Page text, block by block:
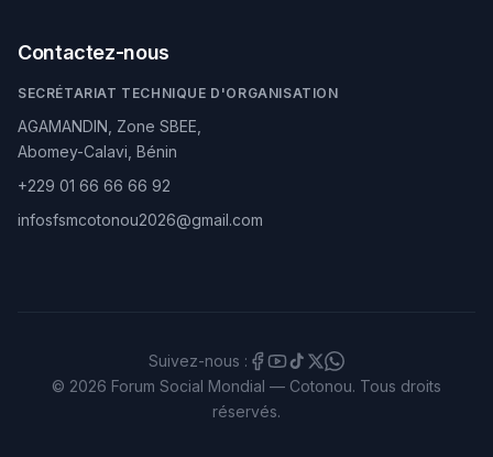
Contactez-nous
SECRÉTARIAT TECHNIQUE D'ORGANISATION
AGAMANDIN, Zone SBEE,
Abomey-Calavi, Bénin
+229 01 66 66 66 92
infosfsmcotonou2026@gmail.com
Suivez-nous :
© 2026 Forum Social Mondial — Cotonou. Tous droits
réservés.